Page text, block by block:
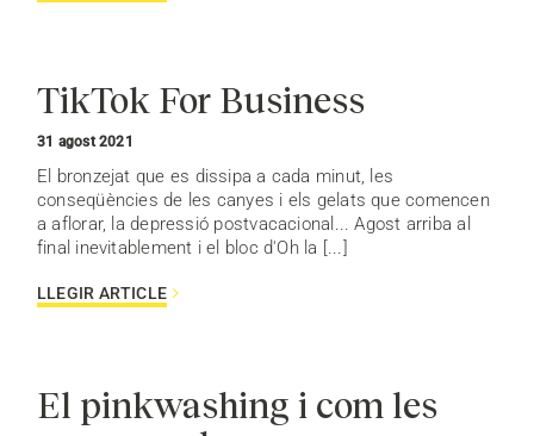
TikTok For Business
31 agost 2021
El bronzejat que es dissipa a cada minut, les
conseqüències de les canyes i els gelats que comencen
a aflorar, la depressió postvacacional... Agost arriba al
final inevitablement i el bloc d'Oh la [...]
LLEGIR ARTICLE
El pinkwashing i com les